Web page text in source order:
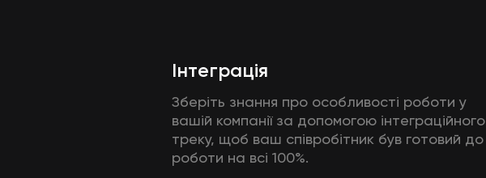
Інтеграція
Зберіть знання про особливості роботи у
вашій компанії за допомогою інтеграційного
треку, щоб ваш співробітник був готовий до
роботи на всі 100%.